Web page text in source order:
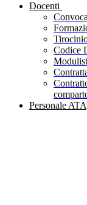
Docenti
Codice
Personale ATA